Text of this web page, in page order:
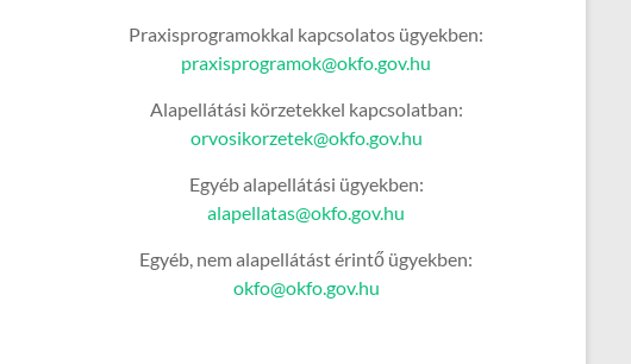
Praxisprogramokkal kapcsolatos ügyekben:
praxisprogramok@okfo.gov.hu
Alapellátási körzetekkel kapcsolatban:
orvosikorzetek@okfo.gov.hu
Egyéb alapellátási ügyekben:
alapellatas@okfo.gov.hu
Egyéb, nem alapellátást érintő ügyekben:
okfo@okfo.gov.hu